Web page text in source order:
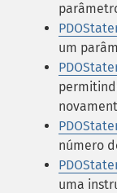
um
número
uma